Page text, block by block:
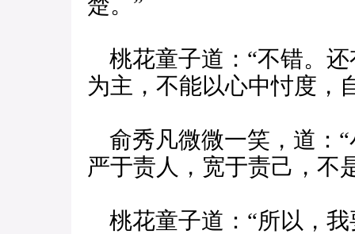
桃花童子道：“不错。
为主，不能以心中忖度，
俞秀凡微微一笑，道：
严于责人，宽于责己，不
桃花童子道：“所以，我